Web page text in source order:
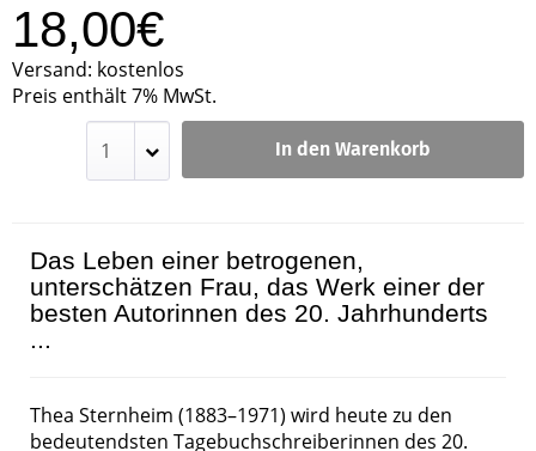
18,00€
Versand: kostenlos
Preis enthält 7% MwSt.
In den Warenkorb
Das Leben einer betrogenen,
unterschätzen Frau, das Werk einer der
besten Autorinnen des 20. Jahrhunderts
Thea Sternheim (1883–1971) wird heute zu den
bedeutendsten Tagebuchschreiberinnen des 20.